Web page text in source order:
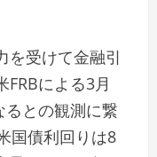
を受けて金融引
による3月
るとの観測に繋
国債利回りは8